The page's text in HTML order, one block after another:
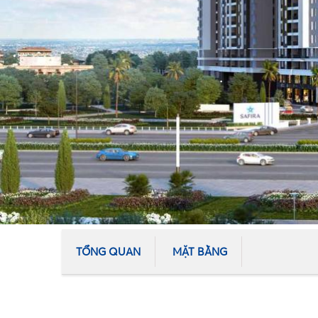
•
TỔNG QUAN MẶT BẰNG